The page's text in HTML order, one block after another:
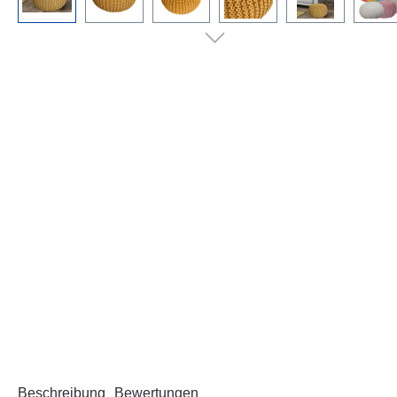
Beschreibung Bewertungen